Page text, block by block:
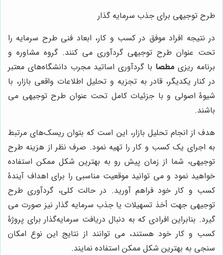
طرح توجیهی برای جذب سرمایه گذار
در نتیجه افراد موفق در کسب و کار، ابعاد فنی طرح سرمایه را
تحت عنوان طرح توجیهی گردآوری می کنند. گروه مشاوره و
برنامه ریزی مطصا با گردآوری اساتید مجرب دانشگاه‌های معتبر
در کنار یکدیگر، قادر به تجزیه و تحلیل اطلاعات واقعی بازار، با
شیوۀ اصولی و با جزئیات کامل تحت عنوان طرح توجیهی می
باشند.
هدف از انجام تحلیل بازار، این است که بتوان ریسک‌های مرتبط
به اجرای یک کسب و کار را تهیه نمود. صرف نظر از هزینه طرح
توجیهی، شما از زمان پیش رو به بهترین شکل ممکن استفاده
خواهید نمود و می توانید موقعیت مناسبی را برای اهداف آیندۀ
کسب و کار خود فراهم آورید. در حالت کلی، گردآوری طرح
توجیهی جهت أخذ تسهیلات یا جذب سرمایه گذار نیز صورت می
گیرد. بنابراین افرادی که به دنبال دریافت سرمایه‌گذار برای پروژۀ
کسب و کار خود هستند، می توانند از نتایج این نوع امکان
سنجی به بهترین شکل ممکن استفاده نمایند.